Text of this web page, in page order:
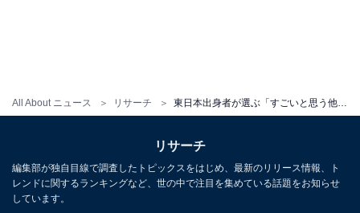
All About ニュース リサーチ
リサーチ
編集部が独自目線で調査したトピックスをはじめ、最新のリリース情報、ト
レンドに関するランキングなど、世の中で注目を集めている話題をお知らせ
しています。